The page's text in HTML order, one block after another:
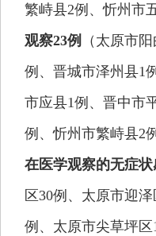
繁峙县2例、忻州市
观察23例
（太原市
例、晋城市泽州县1
市应县1例、晋中市
例、忻州市繁峙县2
在医学观察的无症状
区30例、太原市迎
例、太原市尖草坪